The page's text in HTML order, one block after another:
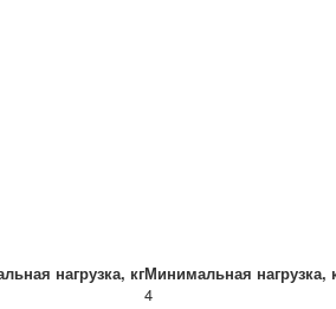
нагрузка, кгМинимальная нагрузка,
4